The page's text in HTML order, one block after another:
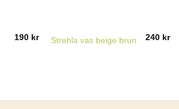
190 kr Strehla vas beige brun 240 kr